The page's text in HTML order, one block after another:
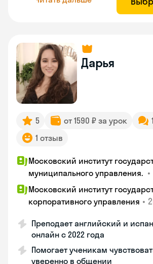
Дарья
5 от 1590 ₽ за урок
1 отзыв
Московский институт
муниципального управления. •
Московский институт
корпоративного управления •
Преподает английский и
онлайн с 2022 года
Помогает ученикам
уверенно в общении